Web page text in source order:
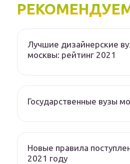
Лучшие дизайнерские
москвы: рейтинг 2021
Государственные вузы
Новые правила
2021 году